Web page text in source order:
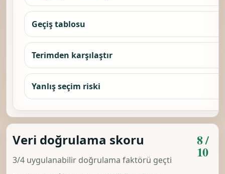
Geçiş tablosu
Terimden karşılaştır
Yanlış seçim riski
Veri doğrulama skoru
3/4 uygulanabilir doğrulama faktörü geçti
8 /
10